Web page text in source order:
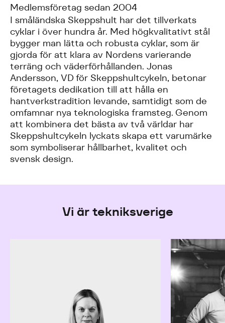
Medlemsföretag sedan 2004
I småländska Skeppshult har det tillverkats
cyklar i över hundra år. Med högkvalitativt stål
bygger man lätta och robusta cyklar, som är
gjorda för att klara av Nordens varierande
terräng och väderförhållanden. Jonas
Andersson, VD för Skeppshultcykeln, betonar
företagets dedikation till att hålla en
hantverkstradition levande, samtidigt som de
omfamnar nya teknologiska framsteg. Genom
att kombinera det bästa av två världar har
Skeppshultcykeln lyckats skapa ett varumärke
som symboliserar hållbarhet, kvalitet och
svensk design.
Vi är tekniksverige